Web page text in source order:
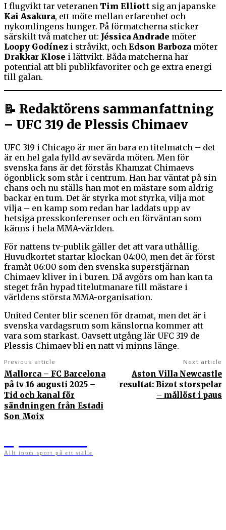
I flugvikt tar veteranen Tim Elliott sig an japanske
Kai Asakura, ett möte mellan erfarenhet och
nykomlingens hunger. På förmatcherna sticker
särskilt två matcher ut: Jéssica Andrade möter
Loopy Godínez i stråvikt, och Edson Barboza möter
Drakkar Klose i lättvikt. Båda matcherna har
potential att bli publikfavoriter och ge extra energi
till galan.
📝 Redaktörens sammanfattning
– UFC 319 de Plessis Chimaev
UFC 319 i Chicago är mer än bara en titelmatch – det
är en hel gala fylld av sevärda möten. Men för
svenska fans är det förstås Khamzat Chimaevs
ögonblick som står i centrum. Han har väntat på sin
chans och nu ställs han mot en mästare som aldrig
backar en tum. Det är styrka mot styrka, vilja mot
vilja – en kamp som redan har laddats upp av
hetsiga presskonferenser och en förväntan som
känns i hela MMA-världen.
För nattens tv-publik gäller det att vara uthållig.
Huvudkortet startar klockan 04:00, men det är först
framåt 06:00 som den svenska superstjärnan
Chimaev kliver in i buren. Då avgörs om han kan ta
steget från hypad titelutmanare till mästare i
världens största MMA-organisation.
United Center blir scenen för dramat, men det är i
svenska vardagsrum som känslorna kommer att
vara som starkast. Oavsett utgång lär UFC 319 de
Plessis Chimaev bli en natt vi minns länge.
Previous article
Mallorca – FC Barcelona
på tv 16 augusti 2025 –
Tid och kanal för
sändningen från Estadi
Son Moix
Next article
Aston Villa Newcastle
resultat: Bizot storspelar
– mållöst i paus
Allt inom sport på ett ställe